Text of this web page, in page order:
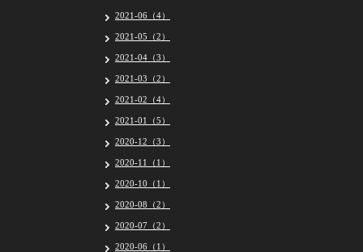
2021-06（4）
2021-05（2）
2021-04（3）
2021-03（2）
2021-02（4）
2021-01（5）
2020-12（3）
2020-11（1）
2020-10（1）
2020-08（2）
2020-07（2）
2020-06（1）